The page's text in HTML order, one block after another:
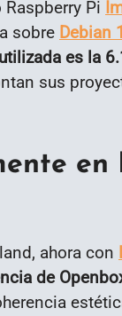
Pi
sobre Debian
es la
sus
en
ahora con
de